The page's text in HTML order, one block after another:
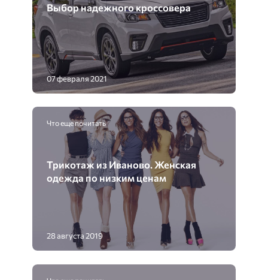
Выбор надежного кроссовера
07 февраля 2021
Что еще почитать
Трикотаж из Иваново. Женская
одежда по низким ценам
28 августа 2019